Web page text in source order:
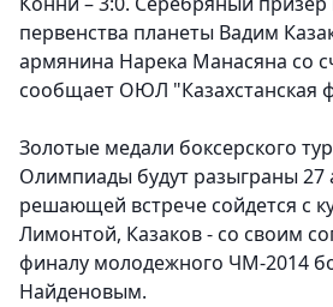
первенства планеты Вадим
армянина Нарека Манасяна со
сообщает ОЮЛ "Казахстанская
Золотые медали боксерского
Олимпиады будут разыграны 27
решающей встрече сойдется с
Лимонтой, Казаков - со своим
финалу молодежного ЧМ-2014
Найденовым.